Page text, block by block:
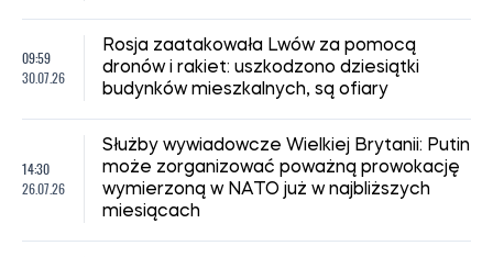
09:59
30.07.26
Rosja zaatakowała Lwów za pomocą
dronów i rakiet: uszkodzono dziesiątki
budynków mieszkalnych, są ofiary
14:30
26.07.26
Służby wywiadowcze Wielkiej Brytanii: Putin
może zorganizować poważną prowokację
wymierzoną w NATO już w najbliższych
miesiącach